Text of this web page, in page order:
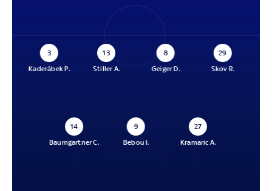
3
Kaderábek P.
13
Stiller A.
8
Geiger D.
29
Skov R.
14
Baumgartner C.
9
Bebou I.
27
Kramaric A.